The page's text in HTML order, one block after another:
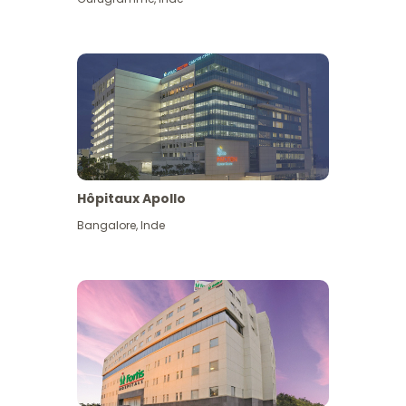
Hôpitaux Apollo
Bangalore,Inde